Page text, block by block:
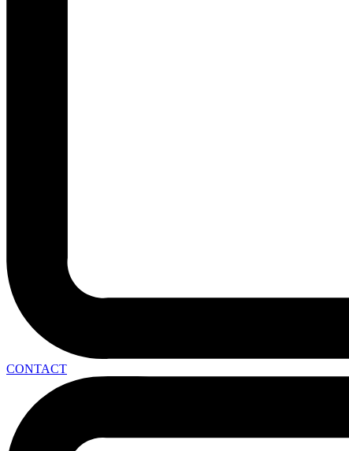
CONTACT